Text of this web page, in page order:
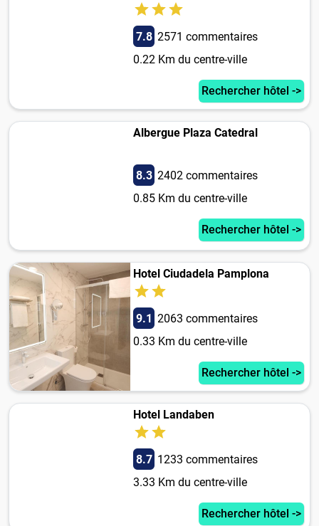
7.8 2571 commentaires
0.22 Km du centre-ville
Rechercher hôtel ->
Albergue Plaza Catedral
8.3 2402 commentaires
0.85 Km du centre-ville
Rechercher hôtel ->
Hotel Ciudadela Pamplona
9.1 2063 commentaires
0.33 Km du centre-ville
Rechercher hôtel ->
Hotel Landaben
8.7 1233 commentaires
3.33 Km du centre-ville
Rechercher hôtel ->